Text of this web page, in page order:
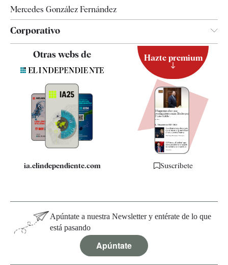
Mercedes González Fernández
Corporativo
Contacto
Quiénes somos
Especificaciones
Otras webs de
ia.elindependiente.com
Hazte premium
Suscríbete
Apúntate a nuestra Newsletter y entérate de lo que
está pasando
Apúntate